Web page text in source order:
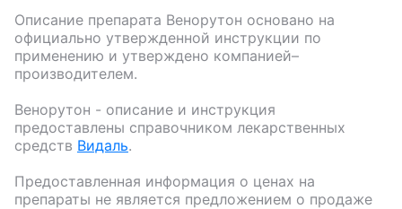
Описание препарата Венорутон основано на
официально утвержденной инструкции по
применению и утверждено компанией–
производителем.
Венорутон - описание и инструкция
предоставлены справочником лекарственных
средств Видаль.
Предоставленная информация о ценах на
препараты не является предложением о продаже